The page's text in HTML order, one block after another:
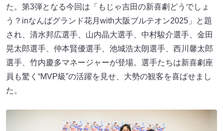
た。第3弾となる今回は「もじゃ吉田の新喜劇どうでしょ
う？inなんばグランド花月with大阪ブルテオン2025」と題
され、清水邦広選手、山内晶大選手、中村駿介選手、金田
晃太郎選手、仲本賢優選手、池城浩太朗選手、西川馨太郎
選手、竹内慶多マネージャーが登場。選手たちは新喜劇座
員も驚く“MVP級”の活躍を見せ、大勢の観客を喜ばせまし
た。